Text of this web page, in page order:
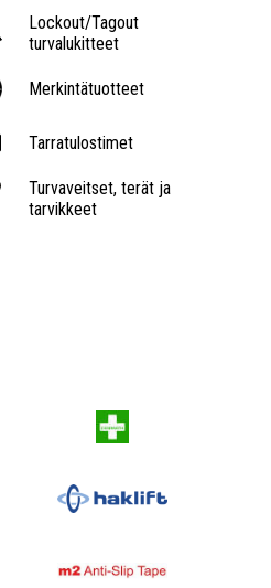
Lockout/Tagout
turvalukitteet
Merkintätuotteet
Tarratulostimet
Turvaveitset, terät ja
tarvikkeet